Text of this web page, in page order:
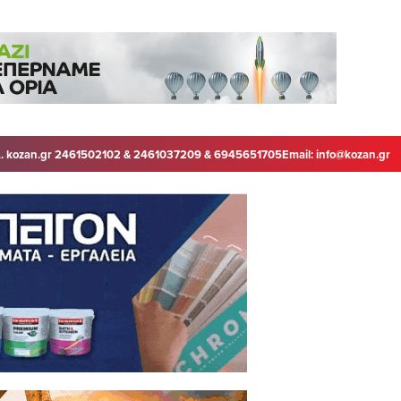
kozan.gr 2461502102 & 2461037209 & 6945651705Email:info@kozan.gr